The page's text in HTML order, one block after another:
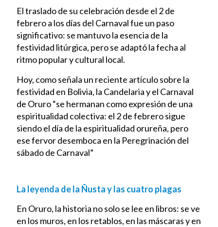
El traslado de su celebración desde el 2 de
febrero a los días del Carnaval fue un paso
significativo: se mantuvo la esencia de la
festividad litúrgica, pero se adaptó la fecha al
ritmo popular y cultural local.
Hoy, como señala un reciente artículo sobre la
festividad en Bolivia, la Candelaria y el Carnaval
de Oruro “se hermanan como expresión de una
espiritualidad colectiva: el 2 de febrero sigue
siendo el día de la espiritualidad orureña, pero
ese fervor desemboca en la Peregrinación del
sábado de Carnaval”
La leyenda de la Ñusta y las cuatro plagas
En Oruro, la historia no solo se lee en libros: se ve
en los muros, en los retablos, en las máscaras y en